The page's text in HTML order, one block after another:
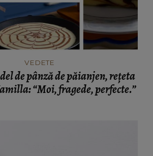
VEDETE
de pânză de păianjen, rețeta
“Moi, fragede, perfecte.”